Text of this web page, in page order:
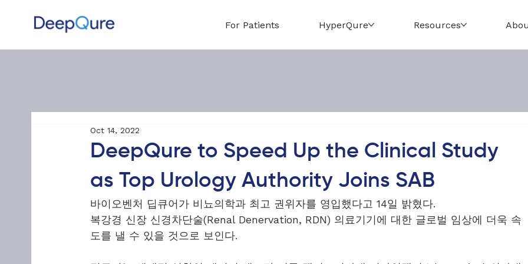
For Patients HyperQure Resources
DeepQure to Speed Up the Clinical Study
as Top Urology Authority Joins SAB
Oct 14, 2022
바이오벤처 딥큐어가 비뇨의학과 최고 권위자를 영입했다고 14일 밝혔다.
복강경 신장 신경차단술(Renal Denervation, RDN) 의료기기에 대한 글로벌 임상에 더욱 속
도를 낼 수 있을 것으로 보인다.